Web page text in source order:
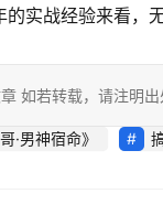
的实战经验来看，
如若转载，请注明出
·男神宿命》